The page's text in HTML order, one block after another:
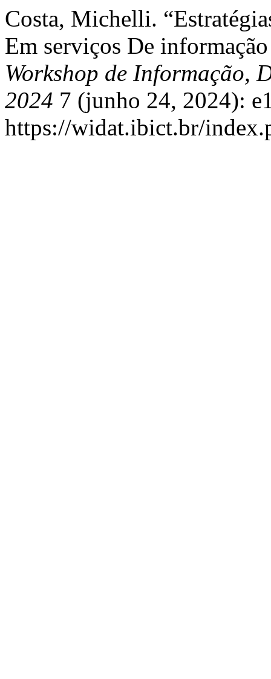
Costa, Michelli.
Em serviços De
Workshop de Informação,
2024 7 (junho 24, 2024):
https://widat.ibict.br/